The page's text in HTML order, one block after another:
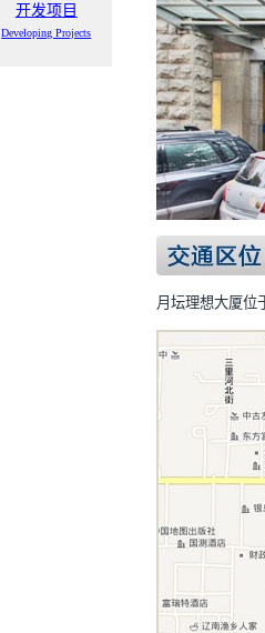
开发项目
Developing Projects
月坛理想大厦位